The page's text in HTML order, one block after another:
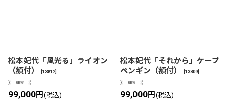
松本妃代「風光る」ライオン
（額付）
13812
99,000円 (税込)
松本妃代「それから」ケープ
ペンギン（額付）
13809
99,000円 (税込)